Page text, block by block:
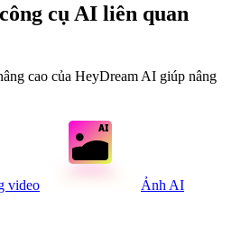
cụ AI liên quan
cao của HeyDream AI giúp nâng
video Ảnh AI